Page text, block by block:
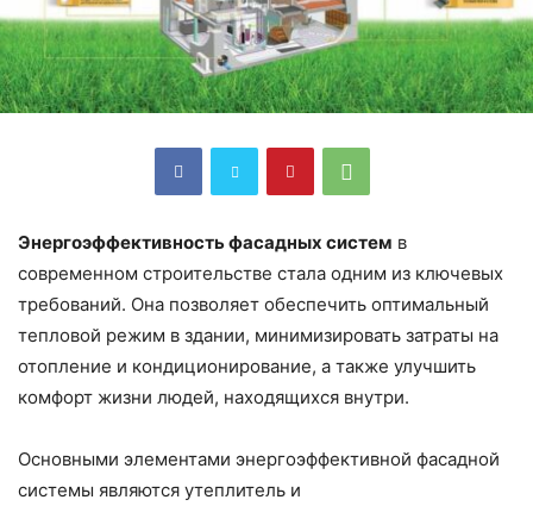
Энергоэффективность фасадных систем в
современном строительстве стала одним из ключевых
требований. Она позволяет обеспечить оптимальный
тепловой режим в здании, минимизировать затраты на
отопление и кондиционирование, а также улучшить
комфорт жизни людей, находящихся внутри.
Основными элементами энергоэффективной фасадной
системы являются утеплитель и